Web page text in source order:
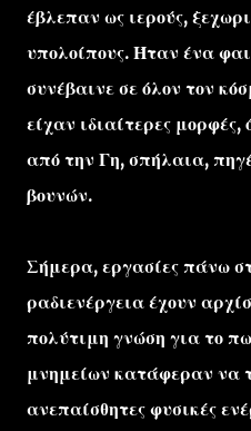
έβλεπαν ως ιερούς,
υπολοίπους. Ήταν ένα
συνέβαινε σε όλον τον
είχαν ιδιαίτερες
από την Γη, σπήλαια,
βουνών.
Σήμερα, εργασίες πάνω
ραδιενέργεια έχουν
πολύτιμη γνώση για το
μνημείων κατάφεραν να
ανεπαίσθητες φυσικές